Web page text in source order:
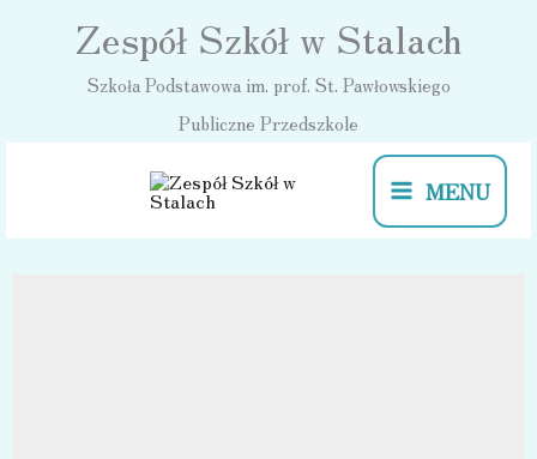
Zespół Szkół w Stalach
Szkoła Podstawowa im. prof. St. Pawłowskiego
Publiczne Przedszkole
MENU